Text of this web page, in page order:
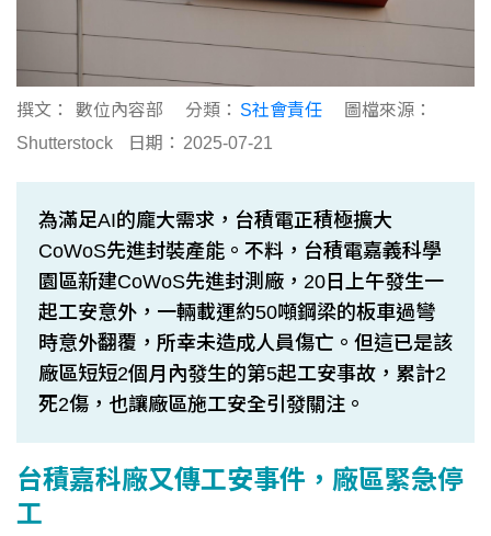
撰文： 數位內容部 分類： S社會責任
圖檔來源：
Shutterstock
日期： 2025-07-21
為滿足AI的龐大需求，台積電正積極擴大
CoWoS先進封裝產能。不料，台積電嘉義科學
園區新建CoWoS先進封測廠，20日上午發生一
起工安意外，一輛載運約50噸鋼梁的板車過彎
時意外翻覆，所幸未造成人員傷亡。但這已是該
廠區短短2個月內發生的第5起工安事故，累計2
死2傷，也讓廠區施工安全引發關注。
台積嘉科廠又傳工安事件，廠區緊急停
工